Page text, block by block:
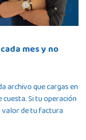
mes y no
archivo que cargas en
cuesta. Si tu operación
de tu factura